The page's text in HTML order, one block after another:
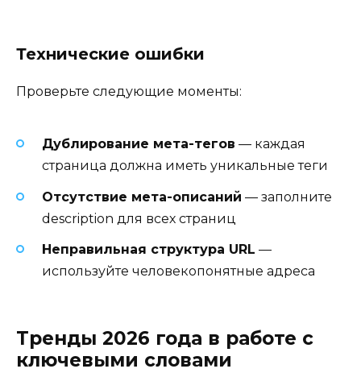
Технические ошибки
Проверьте следующие моменты:
Дублирование мета-тегов — каждая
страница должна иметь уникальные теги
Отсутствие мета-описаний — заполните
description для всех страниц
Неправильная структура URL —
используйте человекопонятные адреса
Тренды 2026 года в работе с
ключевыми словами